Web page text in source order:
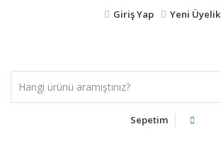
Giriş Yap Yeni Üyelik
Sepetim